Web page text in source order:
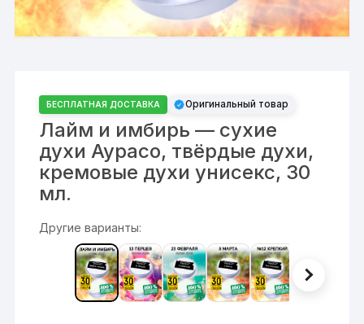
БЕСПЛАТНАЯ ДОСТАВКА Оригинальный товар
Лайм и имбирь — сухие
духи Аурасо, твёрдые духи,
кремовые духи унисекс, 30
мл.
Другие варианты: